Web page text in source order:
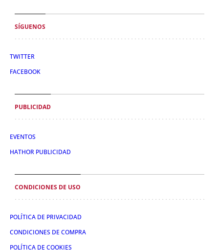
SÍGUENOS
TWITTER
FACEBOOK
PUBLICIDAD
EVENTOS
HATHOR PUBLICIDAD
CONDICIONES DE USO
POLÍTICA DE PRIVACIDAD
CONDICIONES DE COMPRA
POLÍTICA DE COOKIES